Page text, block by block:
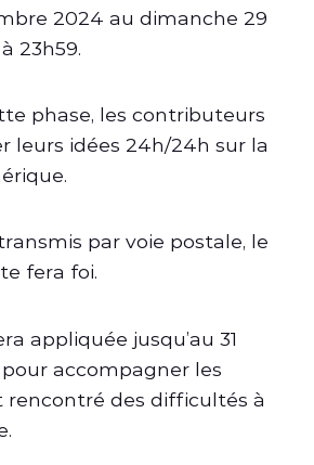
2024 au dimanche 29
23h59.
phase, les contributeurs
leurs idées 24h/24h sur la
par voie postale, le
fera foi.
appliquée jusqu’au 31
accompagner les
rencontré des difficultés à